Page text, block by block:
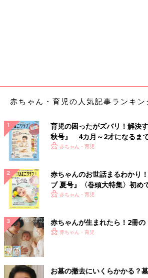
赤ちゃん・育児の人気記事ランキン
育児の困ったがズバリ！解決
秋号』 4カ月～2才になるま
いっぱい！
赤ちゃん・育児
赤ちゃんのお世話まるわかり
ブ 夏号』〈巻頭大特集〉初め
く！ おっぱい・ミルクの基本
赤ちゃん・育児
赤ちゃんが生まれたら！2冊の
赤ちゃん・育児
お墓の撤去にいくらかかる？